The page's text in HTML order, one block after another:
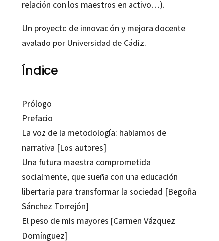
relación con los maestros en activo…).
Un proyecto de innovación y mejora docente
avalado por Universidad de Cádiz.
Índice
Prólogo
Prefacio
La voz de la metodología: hablamos de
narrativa [Los autores]
Una futura maestra comprometida
socialmente, que sueña con una educación
libertaria para transformar la sociedad [Begoña
Sánchez Torrejón]
El peso de mis mayores [Carmen Vázquez
Domínguez]